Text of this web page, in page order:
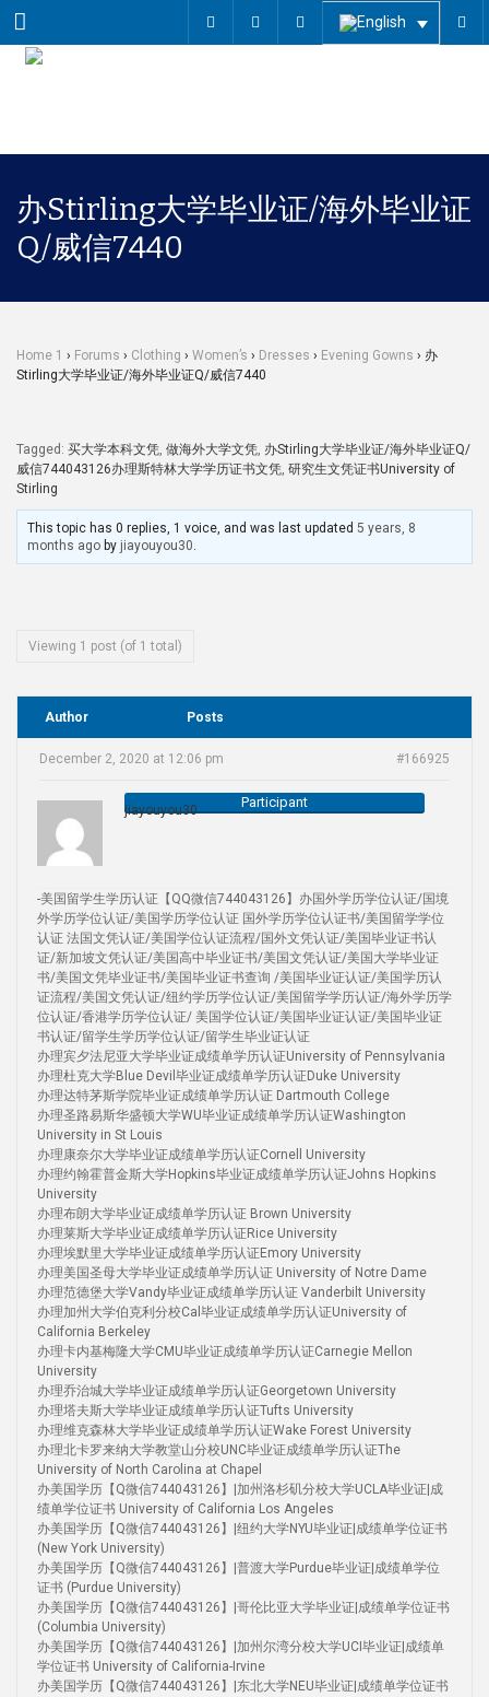
Menu
办Stirling大学毕业证/海外毕业证
Q/威信7440
Home 1 › Forums › Clothing › Women’s › Dresses › Evening Gowns › 办
Stirling大学毕业证/海外毕业证Q/威信7440
Tagged: 买大学本科文凭, 做海外大学文凭, 办Stirling大学毕业证/海外毕业证Q/
威信744043126办理斯特林大学学历证书文凭, 研究生文凭证书University of
Stirling
This topic has 0 replies, 1 voice, and was last updated5 years, 8
months ago by jiayouyou30.
Viewing 1 post (of 1 total)
Author Posts
December 2, 2020 at 12:06 pm #166925
jiayouyou30 Participant
-美国留学生学历认证【QQ微信744043126】办国外学历学位认证/国境
外学历学位认证/美国学历学位认证 国外学历学位认证书/美国留学学位
认证 法国文凭认证/美国学位认证流程/国外文凭认证/美国毕业证书认
证/新加坡文凭认证/美国高中毕业证书/美国文凭认证/美国大学毕业证
书/美国文凭毕业证书/美国毕业证书查询 /美国毕业证认证/美国学历认
证流程/美国文凭认证/纽约学历学位认证/美国留学学历认证/海外学历学
位认证/香港学历学位认证/ 美国学位认证/美国毕业证认证/美国毕业证
书认证/留学生学历学位认证/留学生毕业证认证
办理宾夕法尼亚大学毕业证成绩单学历认证University of Pennsylvania
办理杜克大学Blue Devil毕业证成绩单学历认证Duke University
办理达特茅斯学院毕业证成绩单学历认证 Dartmouth College
办理圣路易斯华盛顿大学WU毕业证成绩单学历认证Washington
University in St Louis
办理康奈尔大学毕业证成绩单学历认证Cornell University
办理约翰霍普金斯大学Hopkins毕业证成绩单学历认证Johns Hopkins
University
办理布朗大学毕业证成绩单学历认证 Brown University
办理莱斯大学毕业证成绩单学历认证Rice University
办理埃默里大学毕业证成绩单学历认证Emory University
办理美国圣母大学毕业证成绩单学历认证 University of Notre Dame
办理范德堡大学Vandy毕业证成绩单学历认证 Vanderbilt University
办理加州大学伯克利分校Cal毕业证成绩单学历认证University of
California Berkeley
办理卡内基梅隆大学CMU毕业证成绩单学历认证Carnegie Mellon
University
办理乔治城大学毕业证成绩单学历认证Georgetown University
办理塔夫斯大学毕业证成绩单学历认证Tufts University
办理维克森林大学毕业证成绩单学历认证Wake Forest University
办理北卡罗来纳大学教堂山分校UNC毕业证成绩单学历认证The
University of North Carolina at Chapel
办美国学历【Q微信744043126】|加州洛杉矶分校大学UCLA毕业证|成
绩单学位证书 University of California Los Angeles
办美国学历【Q微信744043126】|纽约大学NYU毕业证|成绩单学位证书
(New York University)
办美国学历【Q微信744043126】|普渡大学Purdue毕业证|成绩单学位
证书 (Purdue University)
办美国学历【Q微信744043126】|哥伦比亚大学毕业证|成绩单学位证书
(Columbia University)
办美国学历【Q微信744043126】|加州尔湾分校大学UCI毕业证|成绩单
学位证书 University of California-Irvine
办美国学历【Q微信744043126】|东北大学NEU毕业证|成绩单学位证书